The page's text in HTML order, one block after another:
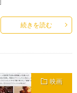
続きを読む
映画